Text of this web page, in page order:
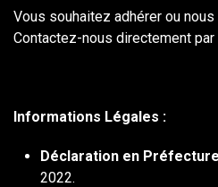
Vous souhaitez adhérer ou
Contactez-nous directement par
Informations Légales :
Déclaration en
2022.